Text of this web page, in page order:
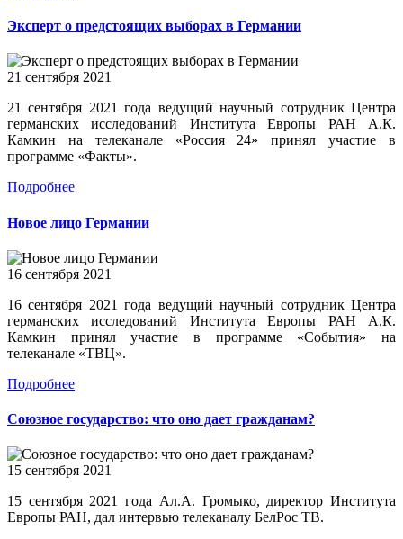
Эксперт о предстоящих выборах в Германии
21 сентября 2021
21 сентября 2021 года ведущий научный сотрудник Центра
германских исследований Института Европы РАН А.К.
Камкин на телеканале «Россия 24» принял участие в
программе «Факты».
Подробнее
Новое лицо Германии
16 сентября 2021
16 сентября 2021 года ведущий научный сотрудник Центра
германских исследований Института Европы РАН А.К.
Камкин принял участие в программе «События» на
телеканале «ТВЦ».
Подробнее
Союзное государство: что оно дает гражданам?
15 сентября 2021
15 сентября 2021 года Ал.А. Громыко, директор Института
Европы РАН, дал интервью телеканалу БелРос ТВ.